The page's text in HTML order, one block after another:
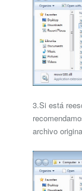
3.Si está
archivo